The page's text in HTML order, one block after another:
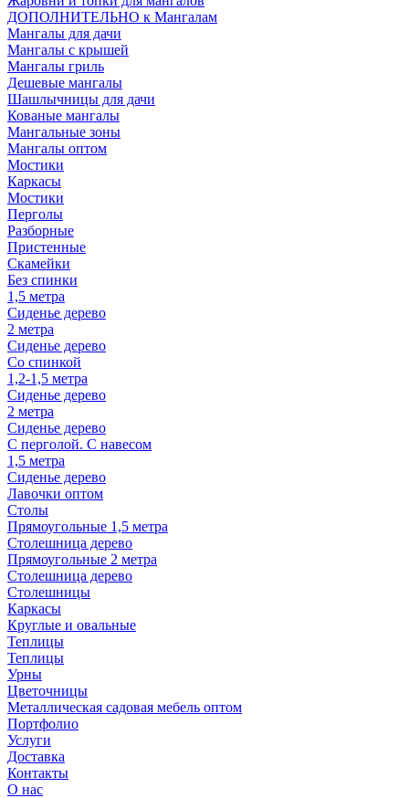
ДОПОЛНИТЕЛЬНО к Мангалам
Мангалы для дачи
Мангалы с крышей
Мангалы гриль
Дешевые мангалы
Шашлычницы для дачи
Кованые мангалы
Мангальные зоны
Мангалы оптом
Мостики
Каркасы
Мостики
Перголы
Разборные
Пристенные
Скамейки
Без спинки
1,5 метра
Сиденье дерево
2 метра
Сиденье дерево
Со спинкой
1,2-1,5 метра
Сиденье дерево
2 метра
Сиденье дерево
С перголой. С навесом
1,5 метра
Сиденье дерево
Лавочки оптом
Столы
Прямоугольные 1,5 метра
Столешница дерево
Прямоугольные 2 метра
Столешница дерево
Столешницы
Каркасы
Круглые и овальные
Теплицы
Теплицы
Урны
Цветочницы
Металлическая садовая мебель оптом
Портфолио
Услуги
Доставка
Контакты
О нас